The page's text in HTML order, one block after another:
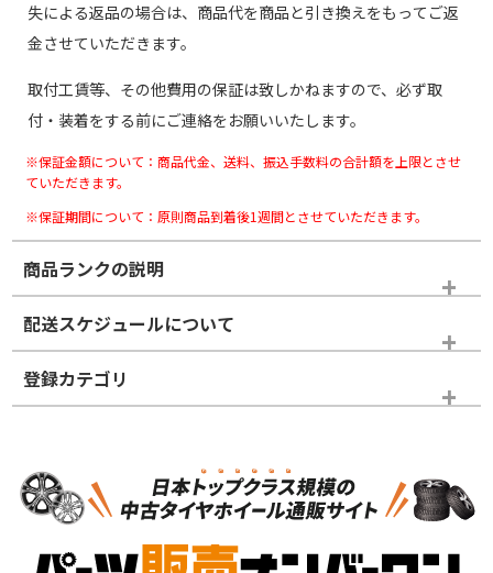
失による返品の場合は、商品代を商品と引き換えをもってご返
金させていただきます。
取付工賃等、その他費用の保証は致しかねますので、必ず取
付・装着をする前にご連絡をお願いいたします。
※保証金額について：商品代金、送料、振込手数料の合計額を上限とさせ
ていただきます。
※保証期間について：原則商品到着後1週間とさせていただきます。
商品ランクの説明
※商品ランクは出品者の主観により判断しておりますので、あら
かじめご了承ください。
ホイールランク
S
品）
S
新車外し品（新古
付き
配送スケジュールについて
登録カテゴリ
パーツ